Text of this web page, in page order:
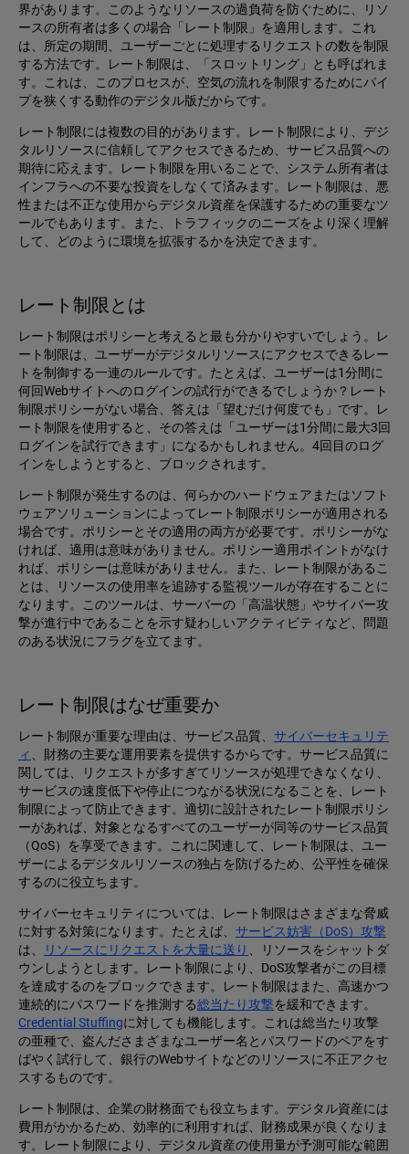
界があります。このようなリソースの過負荷を防ぐために、リソ
ースの所有者は多くの場合「レート制限」を適用します。これ
は、所定の期間、ユーザーごとに処理するリクエストの数を制限
する方法です。レート制限は、「スロットリング」とも呼ばれま
す。これは、このプロセスが、空気の流れを制限するためにパイ
プを狭くする動作のデジタル版だからです。
レート制限には複数の目的があります。レート制限により、デジ
タルリソースに信頼してアクセスできるため、サービス品質への
期待に応えます。レート制限を用いることで、システム所有者は
インフラへの不要な投資をしなくて済みます。レート制限は、悪
性または不正な使用からデジタル資産を保護するための重要なツ
ールでもあります。また、トラフィックのニーズをより深く理解
して、どのように環境を拡張するかを決定できます。
レート制限とは
レート制限はポリシーと考えると最も分かりやすいでしょう。レ
ート制限は、ユーザーがデジタルリソースにアクセスできるレー
トを制御する一連のルールです。たとえば、ユーザーは1分間に
何回Webサイトへのログインの試行ができるでしょうか？レート
制限ポリシーがない場合、答えは「望むだけ何度でも」です。レ
ート制限を使用すると、その答えは「ユーザーは1分間に最大3回
ログインを試行できます」になるかもしれません。4回目のログ
インをしようとすると、ブロックされます。
レート制限が発生するのは、何らかのハードウェアまたはソフト
ウェアソリューションによってレート制限ポリシーが適用される
場合です。ポリシーとその適用の両方が必要です。ポリシーがな
ければ、適用は意味がありません。ポリシー適用ポイントがなけ
れば、ポリシーは意味がありません。また、レート制限があるこ
とは、リソースの使用率を追跡する監視ツールが存在することに
なります。このツールは、サーバーの「高温状態」やサイバー攻
撃が進行中であることを示す疑わしいアクティビティなど、問題
のある状況にフラグを立てます。
レート制限はなぜ重要か
レート制限が重要な理由は、サービス品質、 サイバーセキュリテ
ィ 、財務の主要な運用要素を提供するからです。サービス品質に
関しては、リクエストが多すぎてリソースが処理できなくなり、
サービスの速度低下や停止につながる状況になることを、レート
制限によって防止できます。適切に設計されたレート制限ポリシ
ーがあれば、対象となるすべてのユーザーが同等のサービス品質
（QoS）を享受できます。これに関連して、レート制限は、ユー
ザーによるデジタルリソースの独占を防げるため、公平性を確保
するのに役立ちます。
サイバーセキュリティについては、レート制限はさまざまな脅威
に対する対策になります。たとえば、 サービス妨害（DoS）攻撃
は、
リソースにリクエストを大量に送り 、リソースをシャットダ
ウンしようとします。レート制限により、DoS攻撃者がこの目標
を達成するのをブロックできます。レート制限はまた、高速かつ
連続的にパスワードを推測する総当たり攻撃を緩和できます。
Credential Stuffingに対しても機能します。これは総当たり攻撃
の亜種で、盗んださまざまなユーザー名とパスワードのペアをす
ばやく試行して、銀行のWebサイトなどのリソースに不正アクセ
スするものです。
レート制限は、企業の財務面でも役立ちます。デジタル資産には
費用がかかるため、効率的に利用すれば、財務成果が良くなりま
す。レート制限により、デジタル資産の使用量が予測可能な範囲